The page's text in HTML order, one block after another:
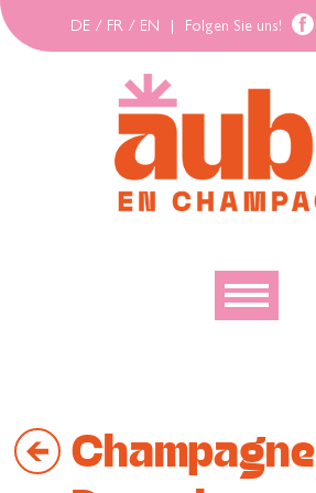
DE / FR / EN Folgen Sie uns!
Bewegen
Gehäuse
Champagne